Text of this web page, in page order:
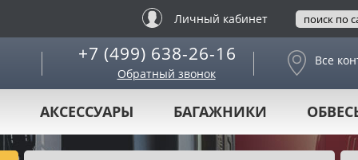
Личный кабинет
+7 (499) 638-26-16
Обратный звонок
Все
АКСЕССУАРЫ БАГАЖНИКИ